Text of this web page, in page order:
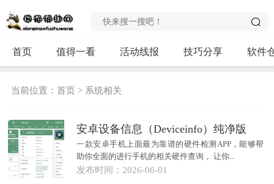
首页 值得一看 活动线报 技巧分享 软件
当前位置：首页 > 系统相关
安卓设备信息（Deviceinfo）纯净版
一款安卓手机上面最为靠谱的硬件检测APP，能够帮
助你全面的进行手机的相关硬件查询， 让你...
发布时间：2026-06-01